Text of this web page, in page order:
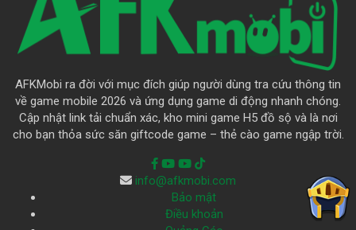
AFKMobi ra đời với mục đích giúp người dùng tra cứu thông tin
về game mobile 2026 và ứng dụng game di động nhanh chóng.
Cập nhật link tải chuẩn xác, kho mini game H5 đồ sộ và là nơi
cho bạn thỏa sức săn giftcode game – thẻ cào game ngập trời.
info@afkmobi.com
Bảo mật
Điều khoản